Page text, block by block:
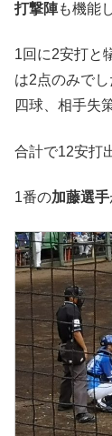
打撃陣も機能
1回に2安打と
は2点のみで
四球、相手失
合計で12安打
1番の加藤選手